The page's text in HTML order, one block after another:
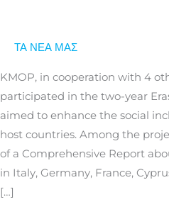
ΤΑ ΝΕΑ ΜΑΣ
KMOP, in cooperation with 4
participated in the two-year
aimed to enhance the social
host countries. Among the
of a Comprehensive Report
in Italy, Germany, France,
[…]
enhancing